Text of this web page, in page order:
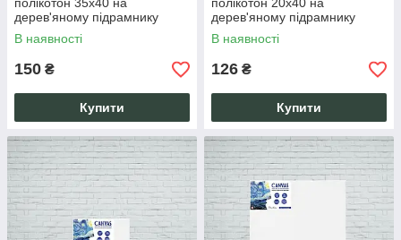
полікотон 35х40 на
дерев'яному підрамнику
ручної роботи
В наявності
150 ₴
Купити
полікотон 20х40 на
дерев'яному підрамнику
ручної роботи
В наявності
126 ₴
Купити